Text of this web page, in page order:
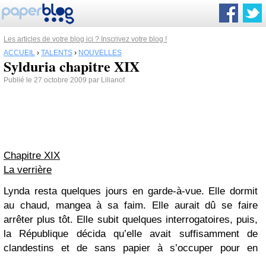
Les articles de votre blog ici ? Inscrivez votre blog !
ACCUEIL › TALENTS › NOUVELLES
Sylduria chapitre XIX
Publié le 27 octobre 2009 par Lilianof
Chapitre XIX
La verrière
Lynda resta quelques jours en garde-à-vue. Elle dormit
au chaud, mangea à sa faim. Elle aurait dû se faire
arrêter plus tôt. Elle subit quelques interrogatoires, puis,
la République décida qu’elle avait suffisamment de
clandestins et de sans papier à s’occuper pour en